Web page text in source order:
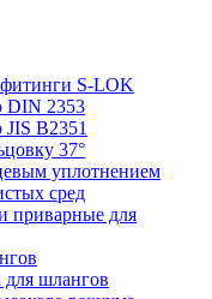
S-LOK
DIN 2353
B2351
37°
уплотнением
сред
приварные для
шлангов